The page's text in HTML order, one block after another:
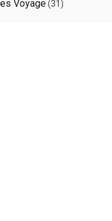
Voyage(31)